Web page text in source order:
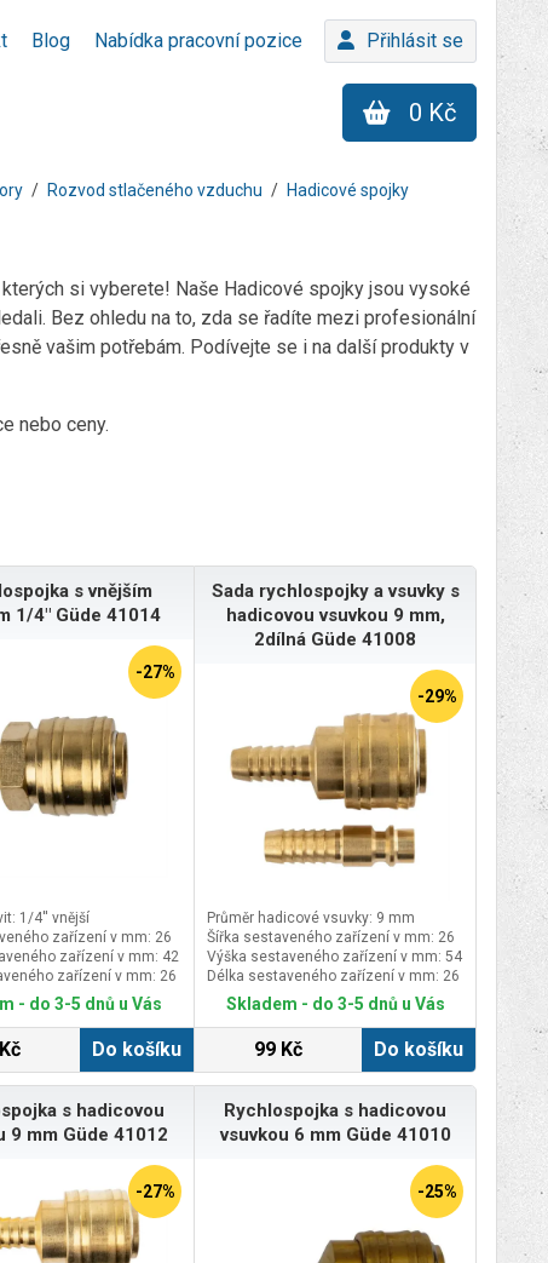
Blog Nabídka pracovní pozice Přihlásit se
0 Kč
Rozvod stlačeného vzduchu Hadicové spojky
si vyberete! Naše Hadicové spojky jsou vysoké
Bez ohledu na to, zda se řadíte mezi profesionální
vašim potřebám. Podívejte se i na další produkty v
nebo ceny.
s vnějším
1/4" Güde 41014
-27%
1/4'' vnější
zařízení v mm: 26
zařízení v mm: 42
zařízení v mm: 26
- do 3-5 dnů u Vás
Do košíku
Sada rychlospojky a vsuvky s
hadicovou vsuvkou 9 mm,
2dílná Güde 41008
-29%
Průměr hadicové vsuvky: 9 mm
Šířka sestaveného zařízení v mm: 26
Výška sestaveného zařízení v mm: 54
Délka sestaveného zařízení v mm: 26
Skladem - do 3-5 dnů u Vás
99 Kč Do košíku
s hadicovou
9 mm Güde 41012
-27%
Rychlospojka s hadicovou
vsuvkou 6 mm Güde 41010
-25%